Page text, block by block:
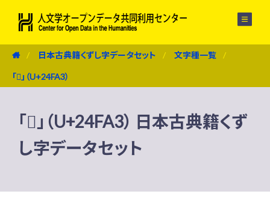
日本古典籍くずし字データセット 文字種一覧
「𤾣」（U+24FA3）
「𤾣」（U+24FA3） 日本古典籍くず
し字データセット